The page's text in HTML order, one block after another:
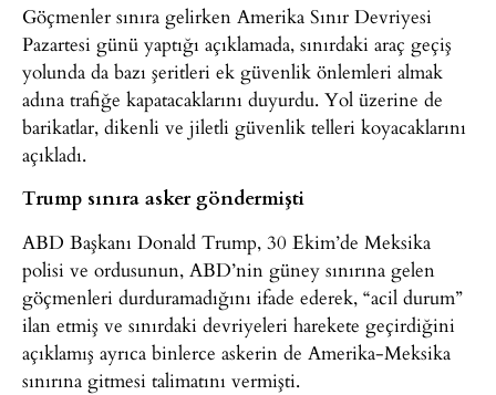
Göçmenler sınıra gelirken Amerika Sınır Devriyesi
Pazartesi günü yaptığı açıklamada, sınırdaki araç geçiş
yolunda da bazı şeritleri ek güvenlik önlemleri almak
adına trafiğe kapatacaklarını duyurdu. Yol üzerine de
barikatlar, dikenli ve jiletli güvenlik telleri koyacaklarını
açıkladı.
Trump sınıra asker göndermişti
ABD Başkanı Donald Trump, 30 Ekim’de Meksika
polisi ve ordusunun, ABD’nin güney sınırına gelen
göçmenleri durduramadığını ifade ederek, “acil durum”
ilan etmiş ve sınırdaki devriyeleri harekete geçirdiğini
açıklamış ayrıca binlerce askerin de Amerika-Meksika
sınırına gitmesi talimatını vermişti.